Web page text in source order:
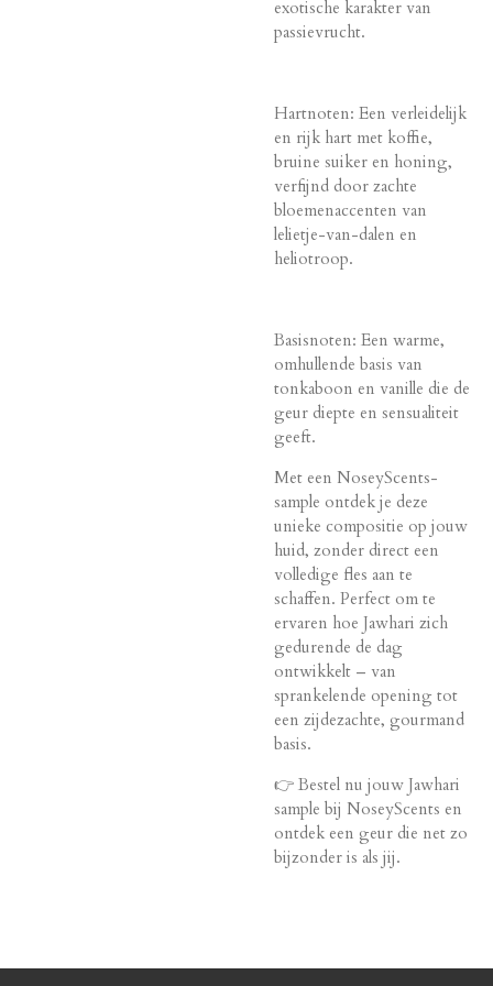
exotische karakter van
passievrucht.
Hartnoten: Een verleidelijk
en rijk hart met koffie,
bruine suiker en honing,
verfijnd door zachte
bloemenaccenten van
lelietje-van-dalen en
heliotroop.
Basisnoten: Een warme,
omhullende basis van
tonkaboon en vanille die de
geur diepte en sensualiteit
geeft.
Met een NoseyScents-
sample ontdek je deze
unieke compositie op jouw
huid, zonder direct een
volledige fles aan te
schaffen. Perfect om te
ervaren hoe Jawhari zich
gedurende de dag
ontwikkelt – van
sprankelende opening tot
een zijdezachte, gourmand
basis.
👉 Bestel nu jouw Jawhari
sample bij NoseyScents en
ontdek een geur die net zo
bijzonder is als jij.